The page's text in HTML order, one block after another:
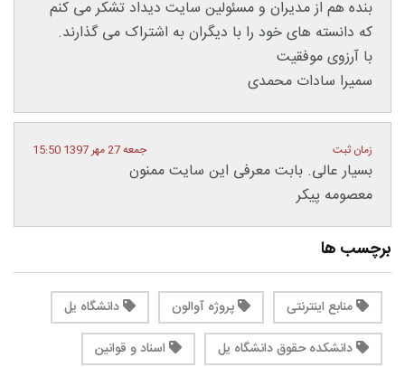
بنده هم از مدیران و مسئولین سایت دیداد تشکر می کنم
که دانسته های خود را با دیگران به اشتراک می گذارند.
با آرزوی موفقیت
سمیرا سادات محمدی
زمان ثبت جمعه 27 مهر 1397 15:50
بسیار عالی. بابت معرفی این سایت ممنون
معصومه پیکر
برچسب ها
منابع اینترنتی پروژه آوالون
دانشگاه یل
دانشکده حقوق دانشگاه یل
اسناد و قوانین